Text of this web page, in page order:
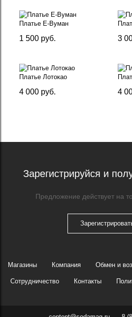
Платье Е-Вуман
1 500 руб. 3
Платье Лотокао
4 000 руб. 4
Зарегистрируйся и
Предложение действует на
Магазины Компания Обмен и
Сотрудничество Контакты